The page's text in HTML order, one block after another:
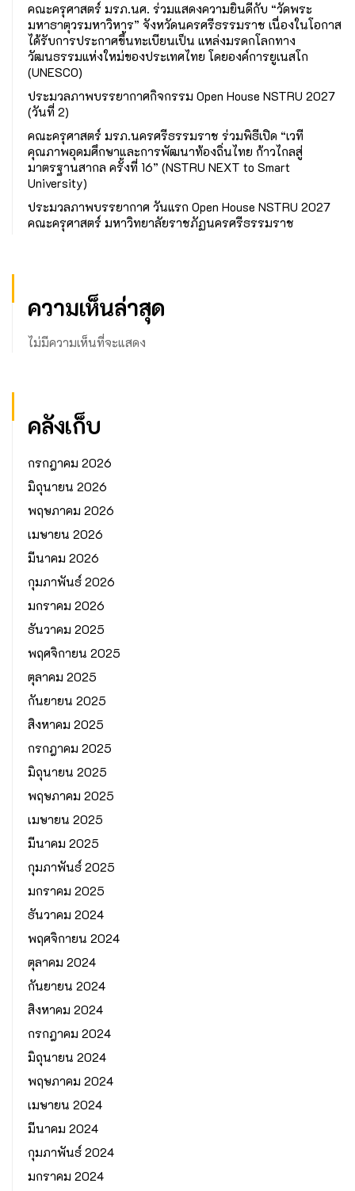
คณะครุศาสตร์ มรภ.นศ. ร่วมแสดงความยินดีกับ “วัดพระ
มหาธาตุวรมหาวิหาร” จังหวัดนครศรีธรรมราช เนื่องในโอกาส
ได้รับการประกาศขึ้นทะเบียนเป็น แหล่งมรดกโลกทาง
วัฒนธรรมแห่งใหม่ของประเทศไทย โดยองค์การยูเนสโก
(UNESCO)
ประมวลภาพบรรยากาศกิจกรรม Open House NSTRU 2027
(วันที่ 2)
คณะครุศาสตร์ มรภ.นครศรีธรรมราช ร่วมพิธีเปิด “เวที
คุณภาพอุดมศึกษาและการพัฒนาท้องถิ่นไทย ก้าวไกลสู่
มาตรฐานสากล ครั้งที่ 16” (NSTRU NEXT to Smart
University)
ประมวลภาพบรรยากาศ วันแรก Open House NSTRU 2027
คณะครุศาสตร์ มหาวิทยาลัยราชภัฏนครศรีธรรมราช
ความเห็นล่าสุด
ไม่มีความเห็นที่จะแสดง
คลังเก็บ
กรกฎาคม 2026
มิถุนายน 2026
พฤษภาคม 2026
เมษายน 2026
มีนาคม 2026
กุมภาพันธ์ 2026
มกราคม 2026
ธันวาคม 2025
พฤศจิกายน 2025
ตุลาคม 2025
กันยายน 2025
สิงหาคม 2025
กรกฎาคม 2025
มิถุนายน 2025
พฤษภาคม 2025
เมษายน 2025
มีนาคม 2025
กุมภาพันธ์ 2025
มกราคม 2025
ธันวาคม 2024
พฤศจิกายน 2024
ตุลาคม 2024
กันยายน 2024
สิงหาคม 2024
กรกฎาคม 2024
มิถุนายน 2024
พฤษภาคม 2024
เมษายน 2024
มีนาคม 2024
กุมภาพันธ์ 2024
มกราคม 2024